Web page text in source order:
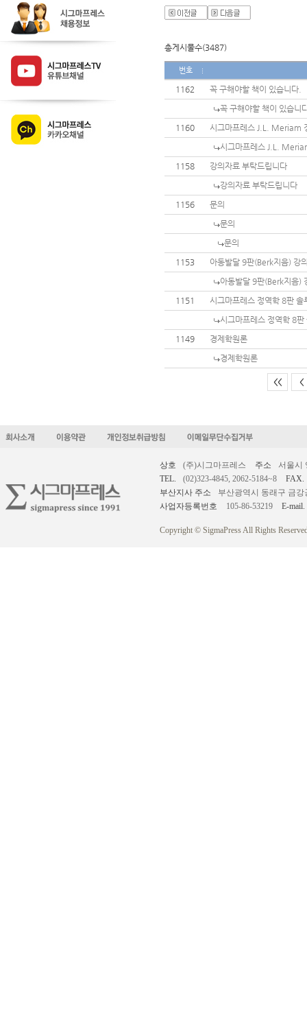
총게시물수(3487)
번호
1162
꼭 구해야할 책이 있습니다.
꼭 구해야할 책이 있습니
1160
시그마프레스 J.L. Meriam
시그마프레스 J.L.
1158
강의자료 부탁드립니다
강의자료 부탁드립니다
1156
문의
문의
문의
1153
아동발달 9판(Berk지음) 강
아동발달 9판(Berk지음)
1151
시그마프레스 정역학 8판 솔
시그마프레스 정역학 8
1149
경제학원론
경제학원론
<< <
상호 (주)시그마프레스 주소
서울시
TEL.
(02)323-4845, 2062-5184~8
FAX.
부산지사 주소
부산광역시 동래구 금강
사업자등록번호
105-86-53219 E-mail.
Copyright © SigmaPress All Rights